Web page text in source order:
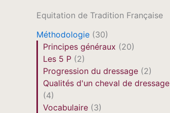
Equitation de Tradition Française
Méthodologie (30)
Principes généraux (20)
Les 5 P (2)
Progression du dressage (2)
Qualités d'un cheval de dressage
(4)
Vocabulaire (3)